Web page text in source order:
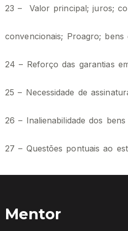
23 – Valor principal; juros;
convencionais; Proagro; bens
24 – Reforço das garantias
25 – Necessidade de
26 – Inalienabilidade dos
27 – Questões pontuais ao
Mentor